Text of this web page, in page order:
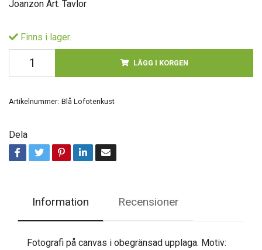
Joanzon Art. Tavlor
Finns i lager.
LÄGG I KORGEN
Artikelnummer: Blå Lofotenkust
Dela
Information Recensioner
Fotografi på canvas i obegränsad upplaga. Motiv: